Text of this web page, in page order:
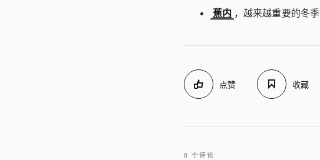
蕉内 ，越来越重要的冬季
点赞 收藏
0 个评论